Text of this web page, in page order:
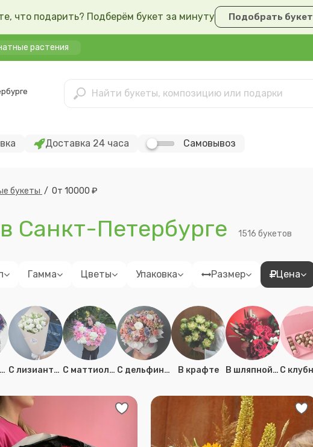
что подарить? Подберём букет за минуту Подобрать букет
растения
Доставка 24 часа Самовывоз
букеты / От 10000 ₽
в Санкт-Петербурге 1516 букетов
Гамма Цветы Упаковка Размер Цена
Фиолетовые C лизиантусом C маттиолой C дельфиниумом В крафте В шляпной коробке